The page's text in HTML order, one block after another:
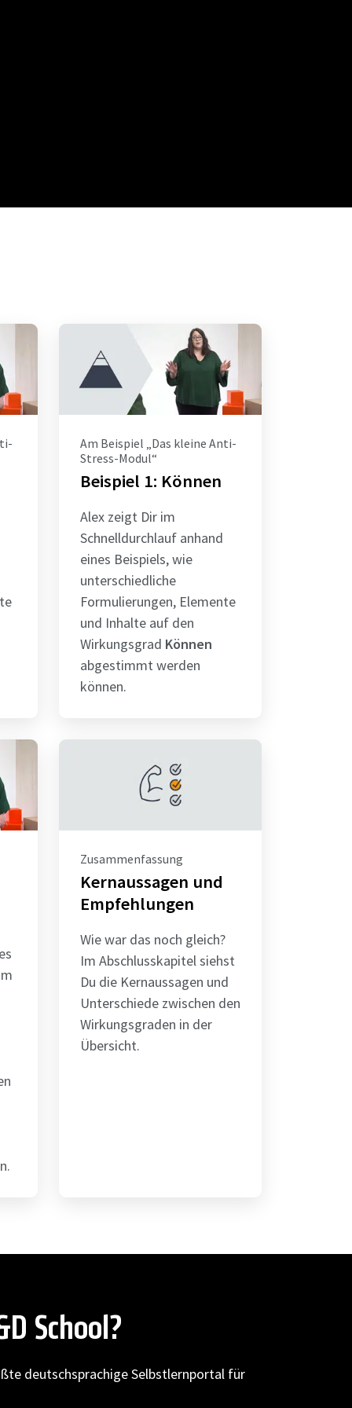
Am Beispiel „Das kleine Anti-
Stress-Modul“
Beispiel 1: Können
Alex zeigt Dir im
Schnelldurchlauf anhand
eines Beispiels, wie
unterschiedliche
Formulierungen, Elemente
und Inhalte auf den
Wirkungsgrad Können
abgestimmt werden
können.
Zusammenfassung
Kernaussagen und
Empfehlungen
Wie war das noch gleich?
Im Abschlusskapitel siehst
Du die Kernaussagen und
Unterschiede zwischen den
Wirkungsgraden in der
Übersicht.
School?
deutschsprachige Selbstlernportal für